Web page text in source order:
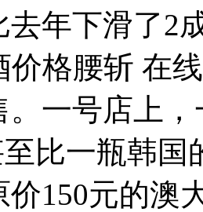
去年下滑了2
格腰斩 在
。一号店上
至比一瓶韩
价150元的